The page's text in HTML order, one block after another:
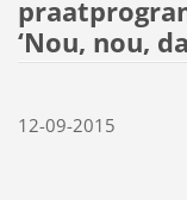
‘Nou, nou,
12-09-2015